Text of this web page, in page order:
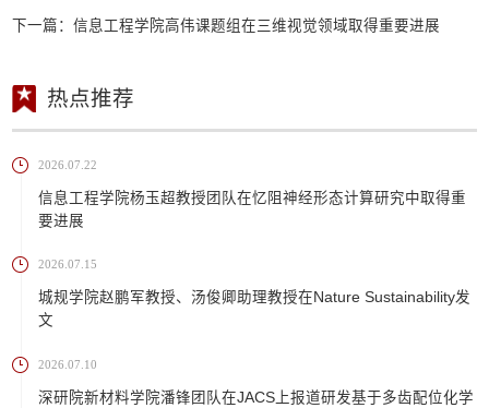
下一篇：信息工程学院高伟课题组在三维视觉领域取得重要进展
热点推荐
2026.07.22
信息工程学院杨玉超教授团队在忆阻神经形态计算研究中取得重
要进展
2026.07.15
城规学院赵鹏军教授、汤俊卿助理教授在Nature Sustainability发
文
2026.07.10
深研院新材料学院潘锋团队在JACS上报道研发基于多齿配位化学